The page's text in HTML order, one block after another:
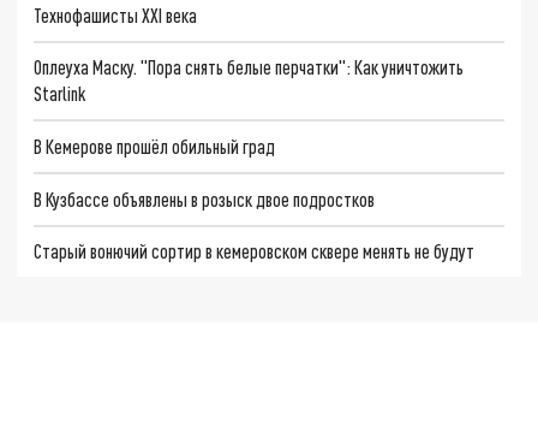
Технофашисты XXI века
Оплеуха Маску. "Пора снять белые перчатки": Как уничтожить
Starlink
В Кемерове прошёл обильный град
В Кузбассе объявлены в розыск двое подростков
Старый вонючий сортир в кемеровском сквере менять не будут